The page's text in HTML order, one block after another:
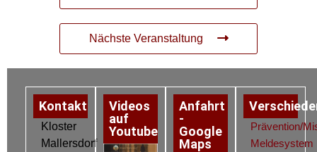
Nächste Veranstaltung
Kontakt
Kloster
Mallersdorf
Videos
auf
Youtube
Anfahrt
-
Google
Maps
Prävention/
Meldesystem